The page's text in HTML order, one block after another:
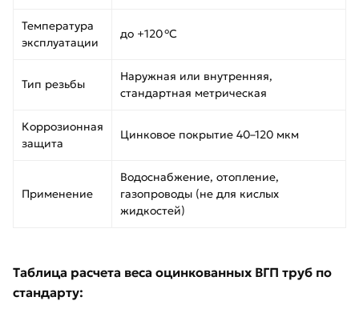
Температура
эксплуатации
до +120 °C
Тип резьбы
Наружная или внутренняя,
стандартная метрическая
Коррозионная
защита
Цинковое покрытие 40–120 мкм
Применение
Водоснабжение, отопление,
газопроводы (не для кислых
жидкостей)
Таблица расчета веса оцинкованных ВГП труб по
стандарту: